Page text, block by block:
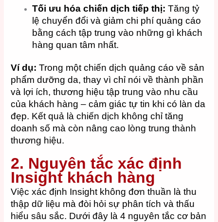
Tối ưu hóa chiến dịch tiếp thị: Tăng tỷ
lệ chuyển đổi và giảm chi phí quảng cáo
bằng cách tập trung vào những gì khách
hàng quan tâm nhất.
Ví dụ: Trong một chiến dịch quảng cáo về sản
phẩm dưỡng da, thay vì chỉ nói về thành phần
và lợi ích, thương hiệu tập trung vào nhu cầu
của khách hàng – cảm giác tự tin khi có làn da
đẹp. Kết quả là chiến dịch không chỉ tăng
doanh số mà còn nâng cao lòng trung thành
thương hiệu.
2. Nguyên tắc xác định
Insight khách hàng
Việc xác định Insight không đơn thuần là thu
thập dữ liệu mà đòi hỏi sự phân tích và thấu
hiểu sâu sắc. Dưới đây là 4 nguyên tắc cơ bản